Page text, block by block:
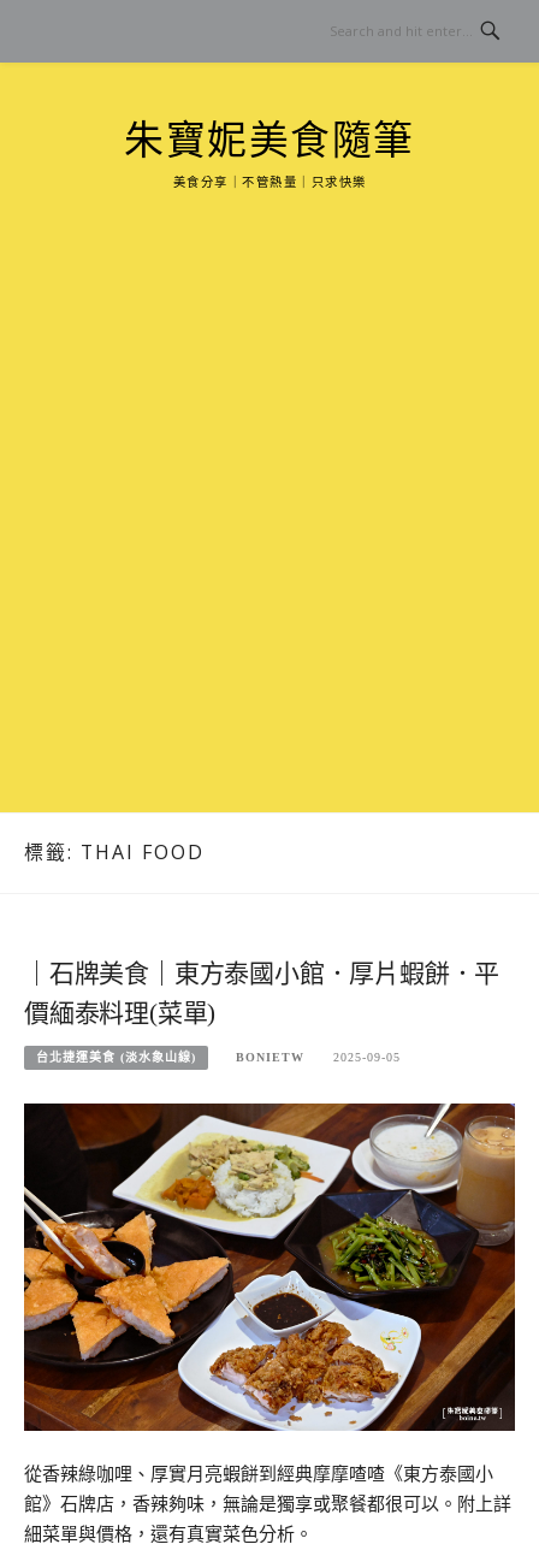
content
朱寶妮美食隨筆
美食分享｜不管熱量｜只求快樂
標籤: THAI FOOD
｜石牌美食｜東方泰國小館．厚片蝦餅．平
價緬泰料理(菜單)
台北捷運美食 (淡水象山線) BONIETW 2025-09-05
從香辣綠咖哩、厚實月亮蝦餅到經典摩摩喳喳《東方泰國小
館》石牌店，香辣夠味，無論是獨享或聚餐都很可以。附上詳
細菜單與價格，還有真實菜色分析。